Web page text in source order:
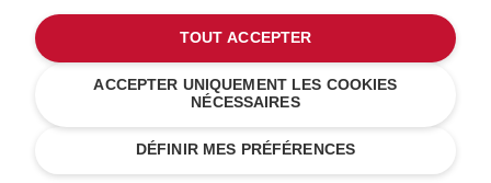
collectées via les cookies, veuillez consulter notre
confidentialité
DÉFINIR MES PRÉFÉRENCES
ACCEPTER UNIQUEMENT LES COOKIES
NÉCESSAIRES
TOUT ACCEPTER